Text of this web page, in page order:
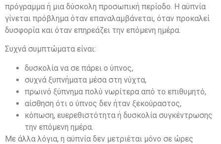
πρόγραμμα ή μια δύσκολη προσωπική περίοδο. Η αϋπνία
γίνεται πρόβλημα όταν επαναλαμβάνεται, όταν προκαλεί
δυσφορία και όταν επηρεάζει την επόμενη ημέρα.
Συχνά συμπτώματα είναι:
δυσκολία να σε πάρει ο ύπνος,
συχνά ξυπνήματα μέσα στη νύχτα,
πρωινό ξύπνημα πολύ νωρίτερα από το επιθυμητό,
αίσθηση ότι ο ύπνος δεν ήταν ξεκούραστος,
κόπωση, ευερεθιστότητα ή δυσκολία συγκέντρωσης
την επόμενη ημέρα.
Με άλλα λόγια, η αϋπνία δεν μετριέται μόνο σε ώρες